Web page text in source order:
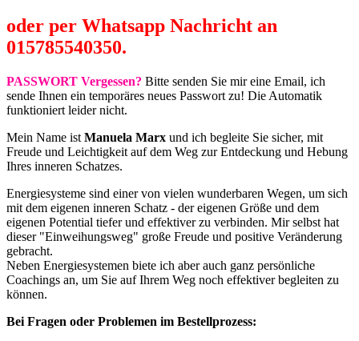
oder per Whatsapp Nachricht an
015785540350.
PASSWORT Vergessen? Bitte senden Sie mir eine Email, ich
sende Ihnen ein temporäres neues Passwort zu! Die Automatik
funktioniert leider nicht.
Mein Name ist Manuela Marx und ich begleite Sie sicher, mit
Freude und Leichtigkeit auf dem Weg zur Entdeckung und Hebung
Ihres inneren Schatzes.
Energiesysteme sind einer von vielen wunderbaren Wegen, um sich
mit dem eigenen inneren Schatz - der eigenen Größe und dem
eigenen Potential tiefer und effektiver zu verbinden. Mir selbst hat
dieser "Einweihungsweg" große Freude und positive Veränderung
gebracht.
Neben Energiesystemen biete ich aber auch ganz persönliche
Coachings an, um Sie auf Ihrem Weg noch effektiver begleiten zu
können.
Bei Fragen oder Problemen im Bestellprozess: